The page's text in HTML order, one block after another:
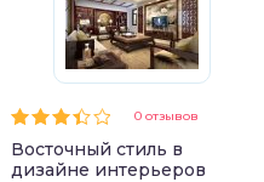
0 отзывов
Восточный стиль в
дизайне интерьеров